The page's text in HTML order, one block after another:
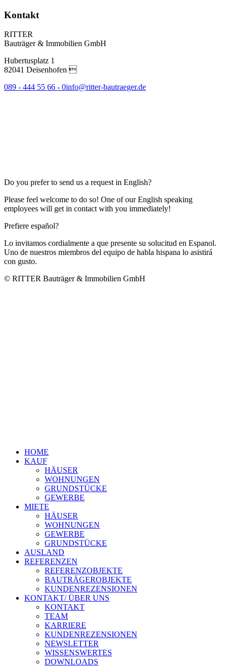
Kontakt
RITTER
Bauträger & Immobilien GmbH
Hubertusplatz 1
82041 Deisenhofen 
089 - 444 55 66 - 0info@ritter-bautraeger.de
Do you prefer to send us a request in English?
Please feel welcome to do so! One of our English speaking
employees will get in contact with you immediately!
Prefiere español?
Lo invitamos cordialmente a que presente su solucitud en Espanol.
Uno de nuestros miembros del equipo de habla hispana lo asistirá
con gusto.
© RITTER Bauträger & Immobilien GmbH
HOME
KAUF
HÄUSER
WOHNUNGEN
GRUNDSTÜCKE
GEWERBE
MIETE
HÄUSER
WOHNUNGEN
GEWERBE
GRUNDSTÜCKE
AUSLAND
REFERENZEN
REFERENZOBJEKTE
BAUTRÄGEROBJEKTE
KUNDENREZENSIONEN
KONTAKT/ ÜBER UNS
KONTAKT
TEAM
KARRIERE
KUNDENREZENSIONEN
NEWSLETTER
WISSENSWERTES
DOWNLOADS